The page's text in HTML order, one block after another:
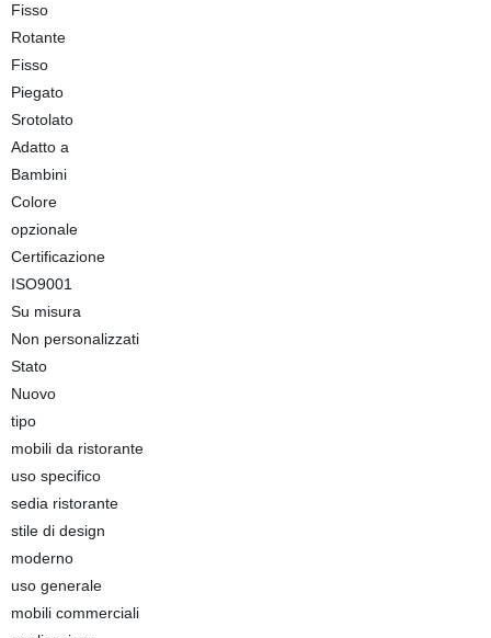
Fisso
Rotante
Fisso
Piegato
Srotolato
Adatto a
Bambini
Colore
opzionale
Certificazione
ISO9001
Su misura
Non personalizzati
Stato
Nuovo
tipo
mobili da ristorante
uso specifico
sedia ristorante
stile di design
moderno
uso generale
mobili commerciali